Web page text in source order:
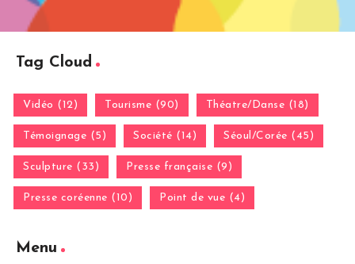
Tag Cloud
Vidéo (12) Tourisme (90) Théatre/Danse (18)
Témoignage (5) Société (14) Séoul/Corée (45)
Sculpture (33) Presse française (9)
Presse coréenne (10) Point de vue (4)
Menu